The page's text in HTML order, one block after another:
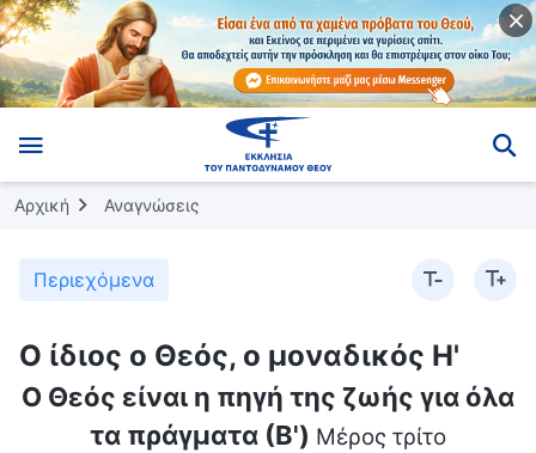
Αρχική Αναγνώσεις
Περιεχόμενα
Ο ίδιος ο Θεός, ο μοναδικός Η'
Ο Θεός είναι η πηγή της ζωής για όλα
τα πράγματα (Β') Μέρος τρίτο